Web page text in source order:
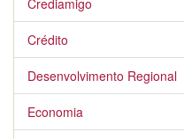
Crediamigo
Crédito
Desenvolvimento Regional
Economia